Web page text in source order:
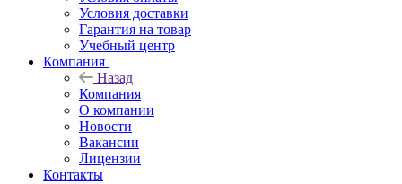
Условия доставки
Гарантия на товар
Учебный центр
Компания
Назад
Компания
О компании
Новости
Вакансии
Лицензии
Контакты